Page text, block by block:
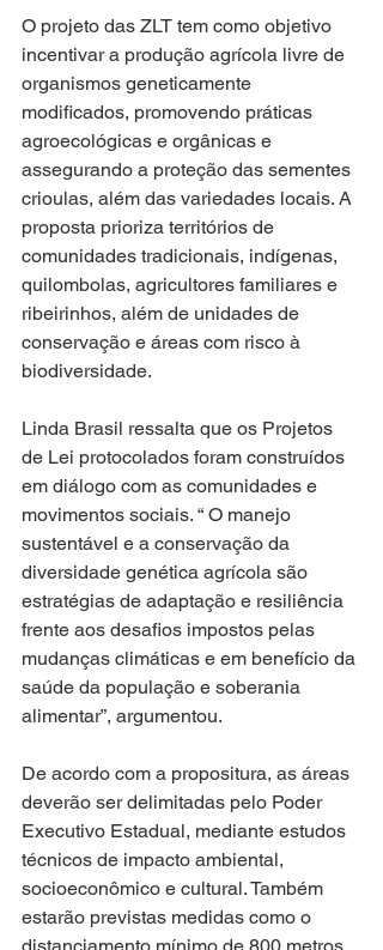
O projeto das ZLT tem como objetivo
incentivar a produção agrícola livre de
organismos geneticamente
modificados, promovendo práticas
agroecológicas e orgânicas e
assegurando a proteção das sementes
crioulas, além das variedades locais. A
proposta prioriza territórios de
comunidades tradicionais, indígenas,
quilombolas, agricultores familiares e
ribeirinhos, além de unidades de
conservação e áreas com risco à
biodiversidade.
Linda Brasil ressalta que os Projetos
de Lei protocolados foram construídos
em diálogo com as comunidades e
movimentos sociais. “ O manejo
sustentável e a conservação da
diversidade genética agrícola são
estratégias de adaptação e resiliência
frente aos desafios impostos pelas
mudanças climáticas e em benefício da
saúde da população e soberania
alimentar”, argumentou.
De acordo com a propositura, as áreas
deverão ser delimitadas pelo Poder
Executivo Estadual, mediante estudos
técnicos de impacto ambiental,
socioeconômico e cultural. Também
estarão previstas medidas como o
distanciamento mínimo de 800 metros